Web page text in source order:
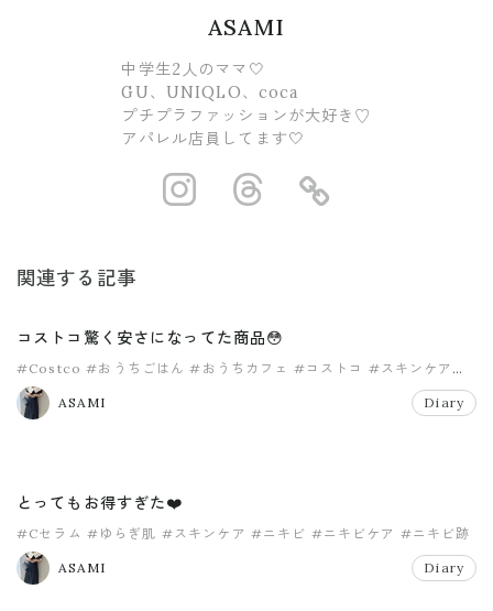
ASAMI
中学生2人のママ🤍
GU、UNIQLO、coca
プチプラファッションが大好き♡
アパレル店員してます🤍
https://https://
関連する記事
コストコ驚く安さになってた商品😳
#Costco #おうちごはん #おうちカフェ #コストコ #スキンケア
#ニキビケア
ASAMI
Diary
とってもお得すぎた❤️
#Cセラム #ゆらぎ肌 #スキンケア #ニキビ #ニキビケア #ニキビ跡
ASAMI Diary